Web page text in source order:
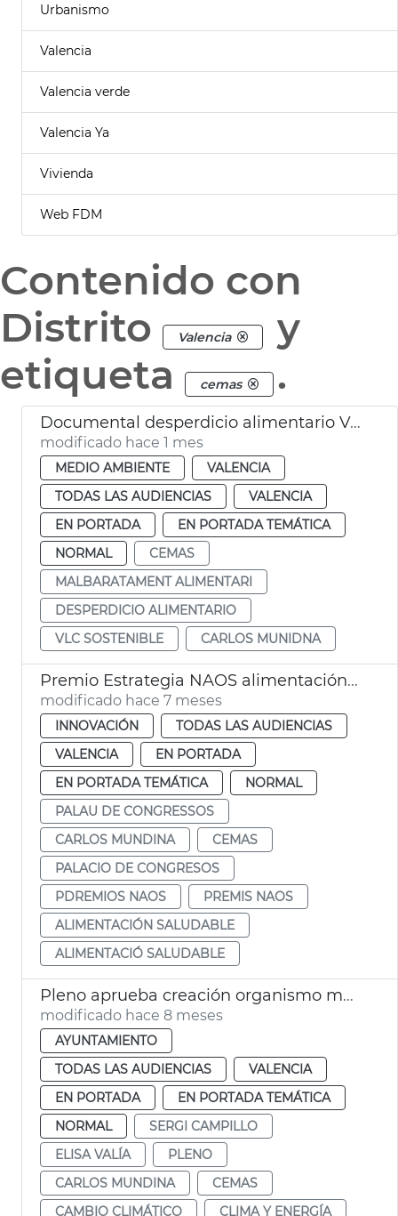
Urbanismo
Valencia
Valencia verde
Valencia Ya
Vivienda
Web FDM
Contenido con
Distrito
Valencia
y
etiqueta
cemas .
Documental desperdicio alimentario València, galardonado festival internacional
modificado hace 1 mes
MEDIO AMBIENTE
VALENCIA
TODAS LAS AUDIENCIAS
VALENCIA
EN PORTADA
EN PORTADA TEMÁTICA
NORMAL
CEMAS
MALBARATAMENT ALIMENTARI
DESPERDICIO ALIMENTARIO
VLC SOSTENIBLE
CARLOS MUNIDNA
Premio Estrategia NAOS alimentación saludable CEMAS València
modificado hace 7 meses
INNOVACIÓN
TODAS LAS AUDIENCIAS
VALENCIA
EN PORTADA
EN PORTADA TEMÁTICA
NORMAL
PALAU DE CONGRESSOS
CARLOS MUNDINA
CEMAS
PALACIO DE CONGRESOS
PDREMIOS NAOS
PREMIS NAOS
ALIMENTACIÓN SALUDABLE
ALIMENTACIÓ SALUDABLE
Pleno aprueba creación organismo municipal València Sostenible
modificado hace 8 meses
AYUNTAMIENTO
TODAS LAS AUDIENCIAS
VALENCIA
EN PORTADA
EN PORTADA TEMÁTICA
NORMAL
SERGI CAMPILLO
ELISA VALÍA
PLENO
CARLOS MUNDINA
CEMAS
CAMBIO CLIMÁTICO
CLIMA Y ENERGÍA